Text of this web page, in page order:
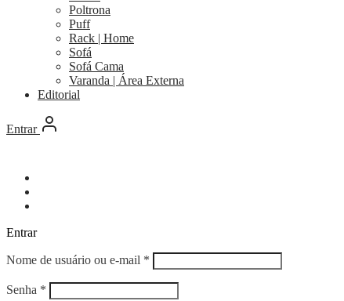
Poltrona
Puff
Rack | Home
Sofá
Sofá Cama
Varanda | Área Externa
Editorial
Entrar
Entrar
Nome de usuário ou e-mail * Obrigatório
Senha * Obrigatório